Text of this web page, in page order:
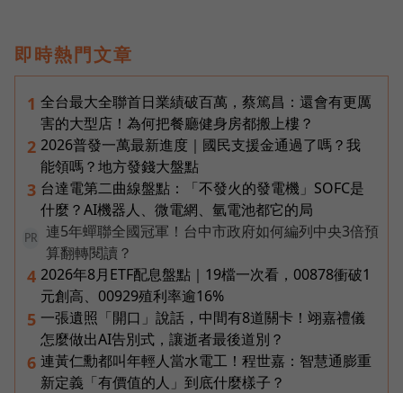
即時熱門文章
1 全台最大全聯首日業績破百萬，蔡篤昌：還會有更厲
害的大型店！為何把餐廳健身房都搬上樓？
2 2026普發一萬最新進度｜國民支援金通過了嗎？我
能領嗎？地方發錢大盤點
3 台達電第二曲線盤點：「不發火的發電機」SOFC是
什麼？AI機器人、微電網、氫電池都它的局
PR
連5年蟬聯全國冠軍！台中市政府如何編列中央3倍預
算翻轉閱讀？
4 2026年8月ETF配息盤點｜19檔一次看，00878衝破1
元創高、00929殖利率逾16%
5 一張遺照「開口」說話，中間有8道關卡！翊嘉禮儀
怎麼做出AI告別式，讓逝者最後道別？
6 連黃仁勳都叫年輕人當水電工！程世嘉：智慧通膨重
新定義「有價值的人」到底什麼樣子？